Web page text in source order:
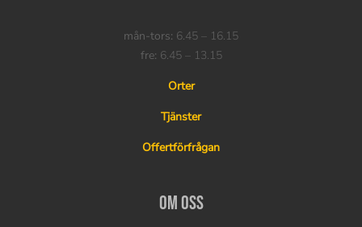
mån-tors: 6.45 – 16.15
fre: 6.45 – 13.15
Orter
Tjänster
Offertförfrågan
Om oss